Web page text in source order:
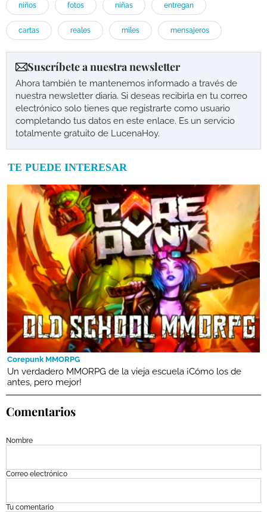
niños fotos niñas entregan
cartas reales miles mensajeros
Suscríbete a nuestra newsletter
Ahora también te mantenemos informado a través de
nuestra newsletter diaria. Si deseas recibirla en tu correo
electrónico solo tienes que registrarte como usuario
completando tus datos en este enlace. Es un servicio
totalmente gratuito de LucenaHoy.
TE PUEDE INTERESAR
Corepunk MMORPG
Un verdadero MMORPG de la vieja escuela ¡Cómo los de
antes, pero mejor!
Comentarios
Nombre
Correo electrónico
Tu comentario